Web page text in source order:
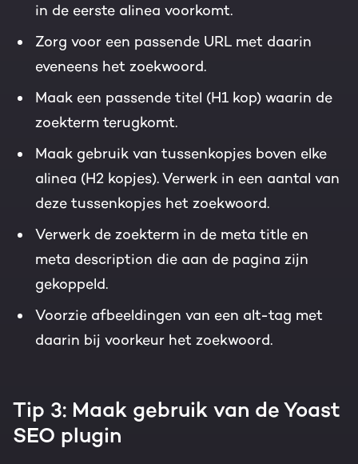
in de eerste alinea voorkomt.
Zorg voor een passende URL met daarin
eveneens het zoekwoord.
Maak een passende titel (H1 kop) waarin de
zoekterm terugkomt.
Maak gebruik van tussenkopjes boven elke
alinea (H2 kopjes). Verwerk in een aantal van
deze tussenkopjes het zoekwoord.
Verwerk de zoekterm in de meta title en
meta description die aan de pagina zijn
gekoppeld.
Voorzie afbeeldingen van een alt-tag met
daarin bij voorkeur het zoekwoord.
Tip 3: Maak gebruik van de Yoast
SEO plugin